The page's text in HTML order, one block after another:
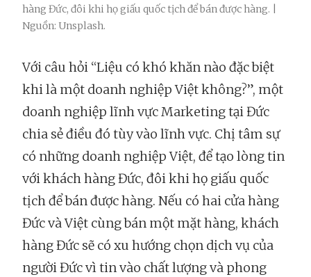
hàng Đức, đôi khi họ giấu quốc tịch để bán được hàng. |
Nguồn: Unsplash.
Với câu hỏi “Liệu có khó khăn nào đặc biệt
khi là một doanh nghiệp Việt không?”, một
doanh nghiệp lĩnh vực Marketing tại Đức
chia sẻ điều đó tùy vào lĩnh vực. Chị tâm sự
có những doanh nghiệp Việt, để tạo lòng tin
với khách hàng Đức, đôi khi họ giấu quốc
tịch để bán được hàng. Nếu có hai cửa hàng
Đức và Việt cùng bán một mặt hàng, khách
hàng Đức sẽ có xu hướng chọn dịch vụ của
người Đức vì tin vào chất lượng và phong